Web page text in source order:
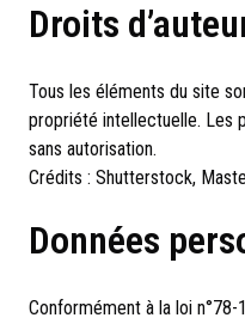
Droits
Tous les éléments du site
propriété intellectuelle. Les
sans autorisation.
Crédits : Shutterstock,
Données
Conformément à la loi